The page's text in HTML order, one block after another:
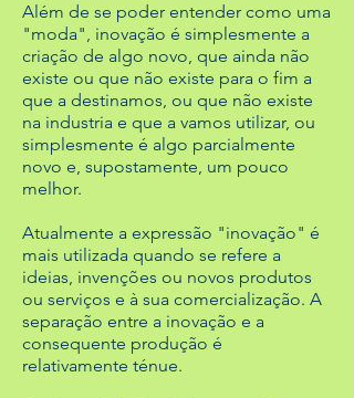
Além de se poder entender como uma
"moda", inovação é simplesmente a
criação de algo novo, que ainda não
existe ou que não existe para o fim a
que a destinamos, ou que não existe
na industria e que a vamos utilizar, ou
simplesmente é algo parcialmente
novo e, supostamente, um pouco
melhor.
Atualmente a expressão "inovação" é
mais utilizada quando se refere a
ideias, invenções ou novos produtos
ou serviços e à sua comercialização. A
separação entre a inovação e a
consequente produção é
relativamente ténue.